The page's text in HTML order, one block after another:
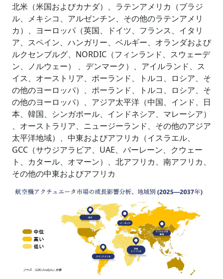
北米（米国およびカナダ）、ラテンアメリカ（ブラジ
ル、メキシコ、アルゼンチン、その他のラテンアメリ
カ）、ヨーロッパ（英国、ドイツ、フランス、イタリ
ア、スペイン、ハンガリー、ベルギー、オランダおよび
ルクセンブルグ、NORDIC（フィンランド、スウェーデ
ン、ノルウェー） 、デンマーク）、アイルランド、ス
イス、オーストリア、ポーランド、トルコ、ロシア、そ
の他のヨーロッパ）、ポーランド、トルコ、ロシア、そ
の他のヨーロッパ）、アジア太平洋（中国、インド、日
本、韓国、シンガポール、インドネシア、マレーシア）
、オーストラリア、ニュージーランド、その他のアジア
太平洋地域）、中東およびアフリカ（イスラエル、
GCC（サウジアラビア、UAE、バーレーン、クウェー
ト、カタール、オマーン）、北アフリカ、南アフリカ、
その他の中東およびアフリカ